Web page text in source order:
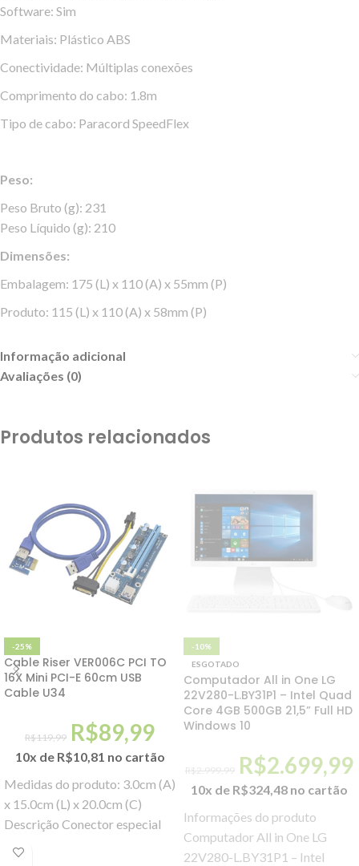
Software: Sim
Materiais: Plástico ABS
Conectividade: Múltiplas conexões
Comprimento do cabo: 1.8m
Tipo de cabo: Paracord SpeedFlex
Peso:
Peso Bruto (g): 231
Peso Líquido (g): 210
Dimensões:
Embalagem: 175 (L) x 110 (A) x 55mm (P)
Produto: 115 (L) x 110 (A) x 58mm (P)
Informação adicional
Avaliações (0)
Produtos relacionados
-25%
Cable Riser VER006C PCI TO
16X Mini PCI-E 60cm USB
Cable U34
R$119,99 R$89,99
10x de R$10,81 no cartão
Medidas do produto: 3.0cm (A)
x 15.0cm (L) x 20.0cm (C)
Descrição Conector especial
para placas PCI-E voltadas
-10%
ESGOTADO
Computador All in One LG
22V280-L.BY31P1 – Intel Quad
Core 4GB 500GB 21,5” Full HD
Windows 10
R$2.999,99 R$2.699,99
10x de R$324,48 no cartão
Informações do produto
Computador All in One LG
22V280-L.BY31P1 – Intel